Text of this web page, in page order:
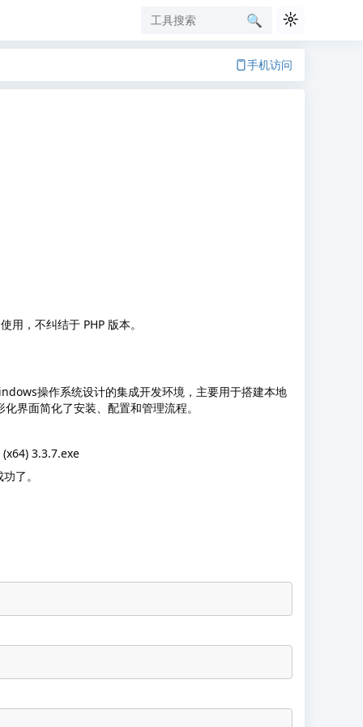
🔍︎ ☼
手机访问
，不纠结于 PHP 版本。
操作系统设计的集成开发环境，主要用于搭建本地
界面简化了安装、配置和管理流程。
3.3.7.exe
了。